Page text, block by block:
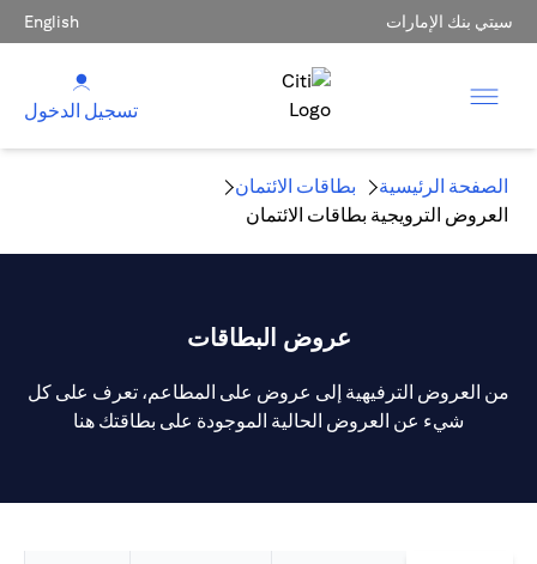
سيتي بنك الإمارات English
تسجيل الدخول
الصفحة الرئيسية
بطاقات الائتمان
العروض الترويجية بطاقات الائتمان
عروض البطاقات
من العروض الترفيهية إلى عروض على المطاعم، تعرف على كل
شيء عن العروض الحالية الموجودة على بطاقتك هنا